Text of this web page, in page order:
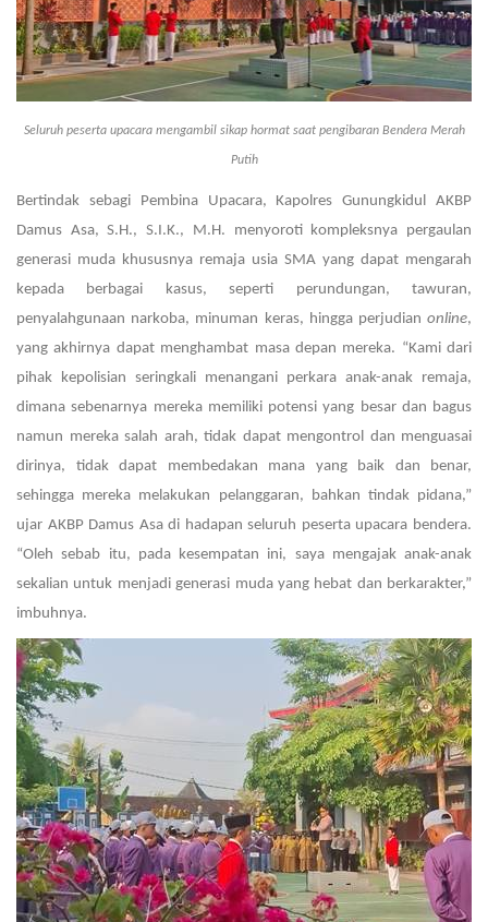
Seluruh peserta upacara mengambil sikap hormat saat pengibaran Bendera Merah
Putih
Bertindak sebagi Pembina Upacara, Kapolres Gunungkidul AKBP
Damus Asa, S.H., S.I.K., M.H. menyoroti kompleksnya pergaulan
generasi muda khususnya remaja usia SMA yang dapat mengarah
kepada berbagai kasus, seperti perundungan, tawuran,
penyalahgunaan narkoba, minuman keras, hingga perjudian online,
yang akhirnya dapat menghambat masa depan mereka. “Kami dari
pihak kepolisian seringkali menangani perkara anak-anak remaja,
dimana sebenarnya mereka memiliki potensi yang besar dan bagus
namun mereka salah arah, tidak dapat mengontrol dan menguasai
dirinya, tidak dapat membedakan mana yang baik dan benar,
sehingga mereka melakukan pelanggaran, bahkan tindak pidana,”
ujar AKBP Damus Asa di hadapan seluruh peserta upacara bendera.
“Oleh sebab itu, pada kesempatan ini, saya mengajak anak-anak
sekalian untuk menjadi generasi muda yang hebat dan berkarakter,”
imbuhnya.